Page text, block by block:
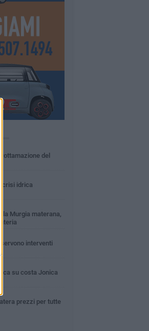
del
crisi idrica
Murgia materana,
servono interventi
su costa Jonica
prezzi per tutte